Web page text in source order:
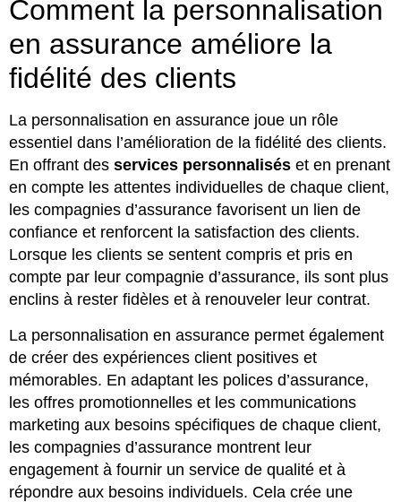
Comment la personnalisation
en assurance améliore la
fidélité des clients
La personnalisation en assurance joue un rôle
essentiel dans l’amélioration de la fidélité des clients.
En offrant des services personnalisés et en prenant
en compte les attentes individuelles de chaque client,
les compagnies d’assurance favorisent un lien de
confiance et renforcent la satisfaction des clients.
Lorsque les clients se sentent compris et pris en
compte par leur compagnie d’assurance, ils sont plus
enclins à rester fidèles et à renouveler leur contrat.
La personnalisation en assurance permet également
de créer des expériences client positives et
mémorables. En adaptant les polices d’assurance,
les offres promotionnelles et les communications
marketing aux besoins spécifiques de chaque client,
les compagnies d’assurance montrent leur
engagement à fournir un service de qualité et à
répondre aux besoins individuels. Cela crée une